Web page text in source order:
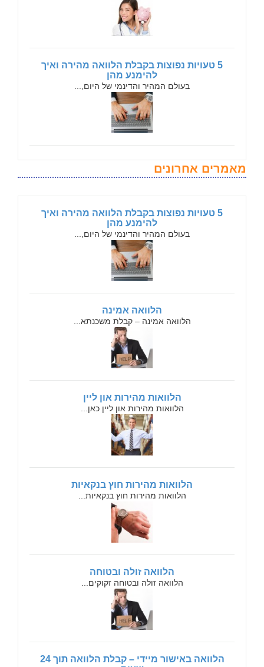
5 טעויות נפוצות בקבלת הלוואה מהירה ואיך
להימנע מהן
בעולם המהיר והדינמי של היום,...
מאמרים אחרונים
5 טעויות נפוצות בקבלת הלוואה מהירה ואיך
להימנע מהן
בעולם המהיר והדינמי של היום,...
הלוואה אמינה
הלוואה אמינה – קבלת משכנתא...
הלוואות מהירות און ליין
הלוואות מהירות און ליין כאן...
הלוואות מהירות חוץ בנקאיות
הלוואות מהירות חוץ בנקאיות...
הלוואה זולה ובטוחה
הלוואה זולה ובטוחה זקוקים...
הלוואה באישור מיידי – קבלת הלוואה תוך 24